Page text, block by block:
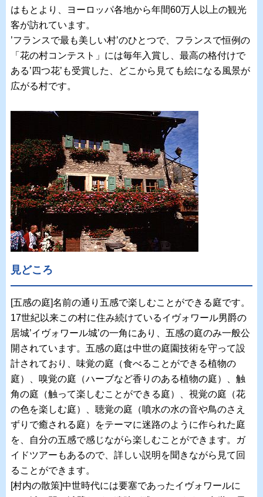
はもとより、ヨーロッパ各地から年間60万人以上の観光
客が訪れています。
’フランスで最も美しい村’のひとつで、フランスで恒例の
「花の村コンテスト」には毎年入賞し、最高の格付けで
ある’四つ花’も受賞した、どこから見ても絵になる風景が
広がる村です。
見どころ
[五感の庭]名前の通り五感で楽しむことができる庭です。
17世紀以来この村に住み続けているイヴォワール男爵の
居城’イヴォワール城’の一角にあり、五感の庭のみ一般公
開されています。五感の庭は中世の庭園技術を守って設
計されており、味覚の庭（食べることができる植物の
庭）、嗅覚の庭（ハーブなど香りのある植物の庭）、触
角の庭（触って楽しむことができる庭）、視覚の庭（花
の色を楽しむ庭）、聴覚の庭（噴水の水の音や鳥のさえ
ずりで癒される庭）をテーマに迷路のように作られた庭
を、自分の五感で感じながら楽しむことができます。ガ
イドツアーもあるので、詳しい説明を聞きながら見て回
ることができます。
[村内の散策]中世時代には要塞であったイヴォワールに